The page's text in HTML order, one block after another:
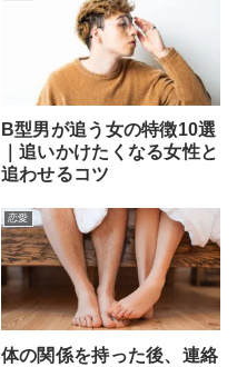
B型男が追う女の特徴10選
｜追いかけたくなる女性と
追わせるコツ
恋愛
体の関係を持った後、連絡